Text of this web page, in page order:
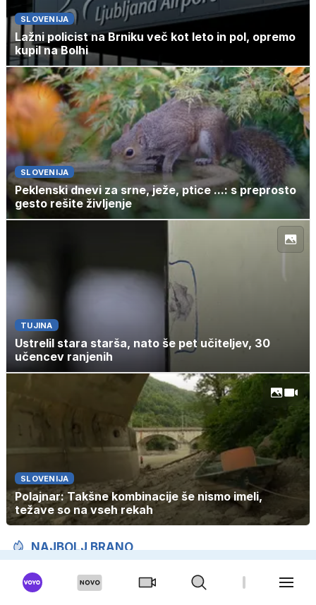
SLOVENIJA
Lažni policist na Brniku več kot leto in pol, opremo
kupil na Bolhi
SLOVENIJA
Peklenski dnevi za srne, ježe, ptice ...: s preprosto
gesto rešite življenje
TUJINA
Ustrelil stara starša, nato še pet učiteljev, 30
učencev ranjenih
SLOVENIJA
Polajnar: Takšne kombinacije še nismo imeli,
težave so na vseh rekah
NAJBOLJ BRANO
Ženo pozabil na mejnem prehodu in nadaljeval pot